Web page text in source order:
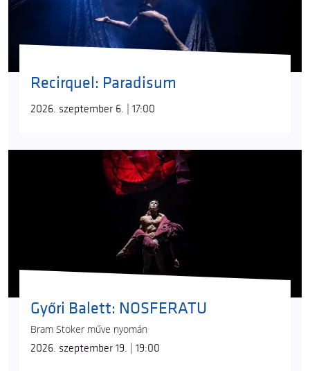
Recirquel: Paradisum
2026. szeptember 6. | 17:00
Győri Balett: NOSFERATU
Bram Stoker műve nyomán
2026. szeptember 19. | 19:00